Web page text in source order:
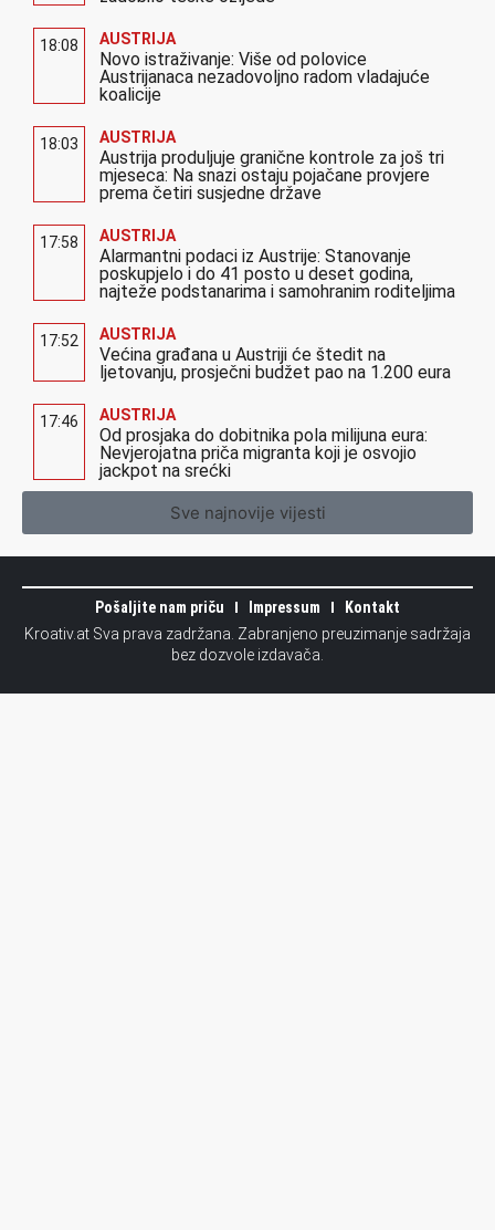
18:08 AUSTRIJA
Novo istraživanje: Više od polovice
Austrijanaca nezadovoljno radom vladajuće
koalicije
18:03 AUSTRIJA
Austrija produljuje granične kontrole za još tri
mjeseca: Na snazi ostaju pojačane provjere
prema četiri susjedne države
17:58 AUSTRIJA
Alarmantni podaci iz Austrije: Stanovanje
poskupjelo i do 41 posto u deset godina,
najteže podstanarima i samohranim roditeljima
17:52 AUSTRIJA
Većina građana u Austriji će štedit na
ljetovanju, prosječni budžet pao na 1.200 eura
17:46 AUSTRIJA
Od prosjaka do dobitnika pola milijuna eura:
Nevjerojatna priča migranta koji je osvojio
jackpot na srećki
Sve najnovije vijesti
Pošaljite nam priču Impressum
Kontakt
Kroativ.at Sva prava zadržana. Zabranjeno preuzimanje sadržaja
bez dozvole izdavača.